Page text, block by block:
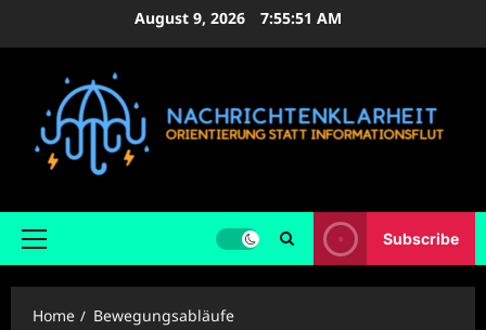
August 9, 2026 7:55:52 AM
Primary
Subscribe
Home Bewegungsabläufe